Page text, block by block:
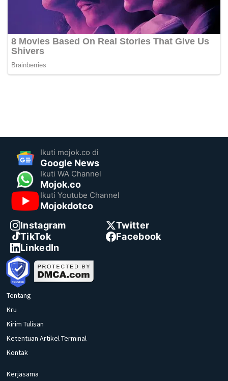
Ikuti mojok.co di
Google News
Ikuti WA Channel
Mojok.co
Ikuti Youtube Channel
Mojokdotco
Instagram
Twitter
TikTok
Facebook
LinkedIn
Tentang
Kru
Kirim Tulisan
Ketentuan Artikel Terminal
Kontak
Kerjasama